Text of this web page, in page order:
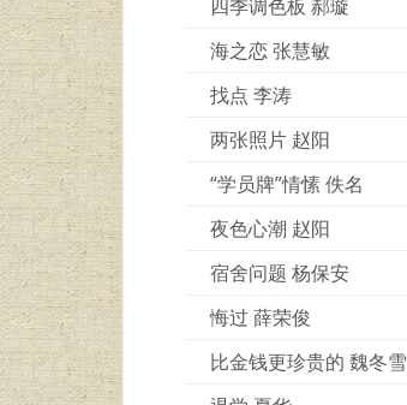
四季调色板 郝璇
海之恋 张慧敏
找点 李涛
两张照片 赵阳
“学员牌”情愫 佚名
夜色心潮 赵阳
宿舍问题 杨保安
悔过 薛荣俊
比金钱更珍贵的 魏冬雪